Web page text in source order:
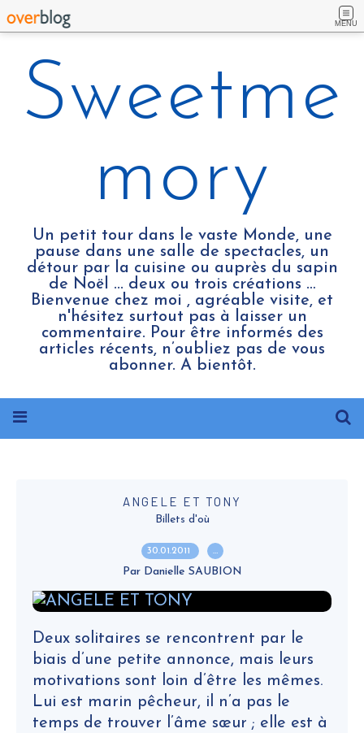
MENU
Sweetme
mory
Un petit tour dans le vaste Monde, une
pause dans une salle de spectacles, un
détour par la cuisine ou auprès du sapin
de Noël ... deux ou trois créations …
Bienvenue chez moi , agréable visite, et
n'hésitez surtout pas à laisser un
commentaire. Pour être informés des
articles récents, n’oubliez pas de vous
abonner. A bientôt.
ANGELE ET TONY
Billets d'où
30.01.2011 …
Par Danielle SAUBION
Deux solitaires se rencontrent par le
biais d’une petite annonce, mais leurs
motivations sont loin d’être les mêmes.
Lui est marin pêcheur, il n’a pas le
temps de trouver l’âme sœur ; elle est à